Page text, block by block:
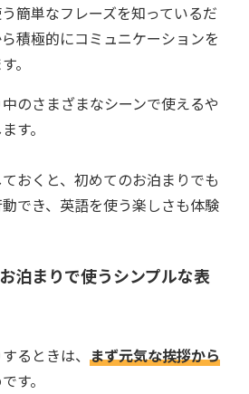
簡単なフレーズを知っているだ
積極的にコミュニケーションを
。
のさまざまなシーンで使えるや
す。
おくと、初めてのお泊まりでも
でき、英語を使う楽しさも体験
泊まりで使うシンプルな表
るときは、 まず元気な挨拶から
す。